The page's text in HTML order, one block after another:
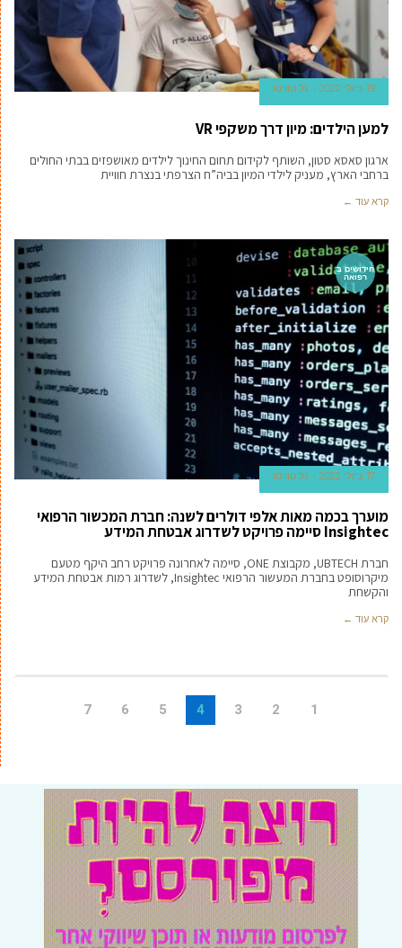
19 ביולי 2022 גל טוויטו
למען הילדים: מיון דרך משקפי VR
ארגון סאסא סטון, השותף לקידום תחום החינוך לילדים מאושפזים בבתי החולים
ברחבי הארץ, מעניק לילדי המיון בביה”ח הצרפתי בנצרת חוויית
קרא עוד ←
חידושים ב
רפואה
17 ביולי 2022 גל טוויטו
מוערך בכמה מאות אלפי דולרים לשנה: חברת המכשור הרפואי
Insightec סיימה פרויקט לשדרוג אבטחת המידע
חברת UBTECH, מקבוצת ONE, סיימה לאחרונה פרויקט רחב היקף מטעם
מיקרוסופט בחברת המעשור הרפואי Insightec, לשדרוג רמות אבטחת המידע
והקשחת
קרא עוד ←
1
2
3
4
5
6
7